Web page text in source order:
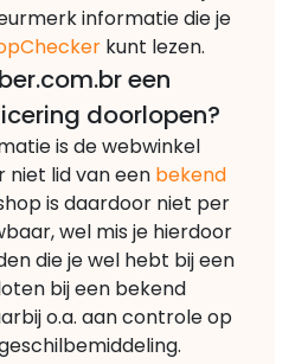
informatie die je
kunt lezen.
een
doorlopen?
is de webwinkel
niet lid van een bekend
is daardoor niet per
wel mis je hierdoor
die je wel hebt bij een
bij een bekend
o.a. aan controle op